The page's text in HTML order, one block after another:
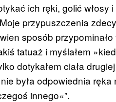
ich ręki, golić włosy
przypuszczenia
sposób
tatuaż i myślałem
dotykałem ciała
była odpowiednia
innego«”.